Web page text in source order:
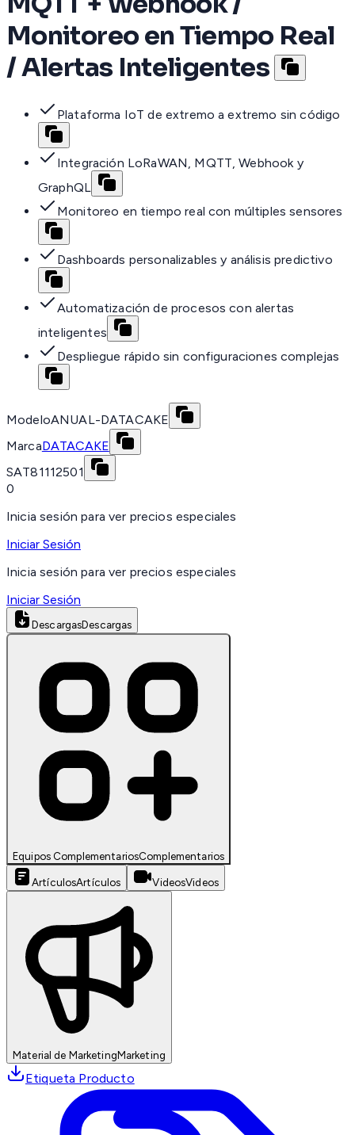
Monitoreo en Tiempo Real
/ Alertas Inteligentes
Plataforma IoT de extremo a extremo sin código
Integración LoRaWAN, MQTT, Webhook y
GraphQL
Monitoreo en tiempo real con múltiples sensores
Dashboards personalizables y análisis predictivo
Automatización de procesos con alertas
inteligentes
Despliegue rápido sin configuraciones complejas
ModeloANUAL-DATACAKE
MarcaDATACAKE
SAT81112501
0
Inicia sesión para ver precios especiales
Iniciar Sesión
Inicia sesión para ver precios especiales
Iniciar Sesión
DescargasDescargas
Equipos ComplementariosComplementarios
ArtículosArtículos VideosVideos
Material de MarketingMarketing
Etiqueta Producto